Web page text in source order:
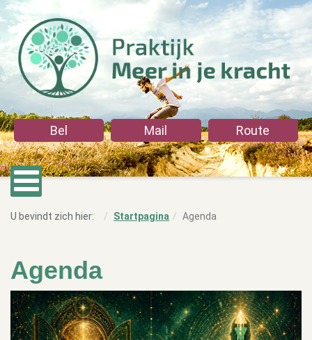
Bel Mail Route
U bevindt zich hier: Startpagina Agenda
Agenda